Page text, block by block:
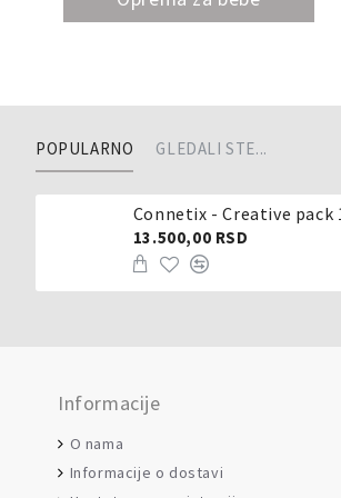
POPULARNO GLEDALI STE...
13.500,00 RSD
Informacije
O nama
Informacije o dostavi